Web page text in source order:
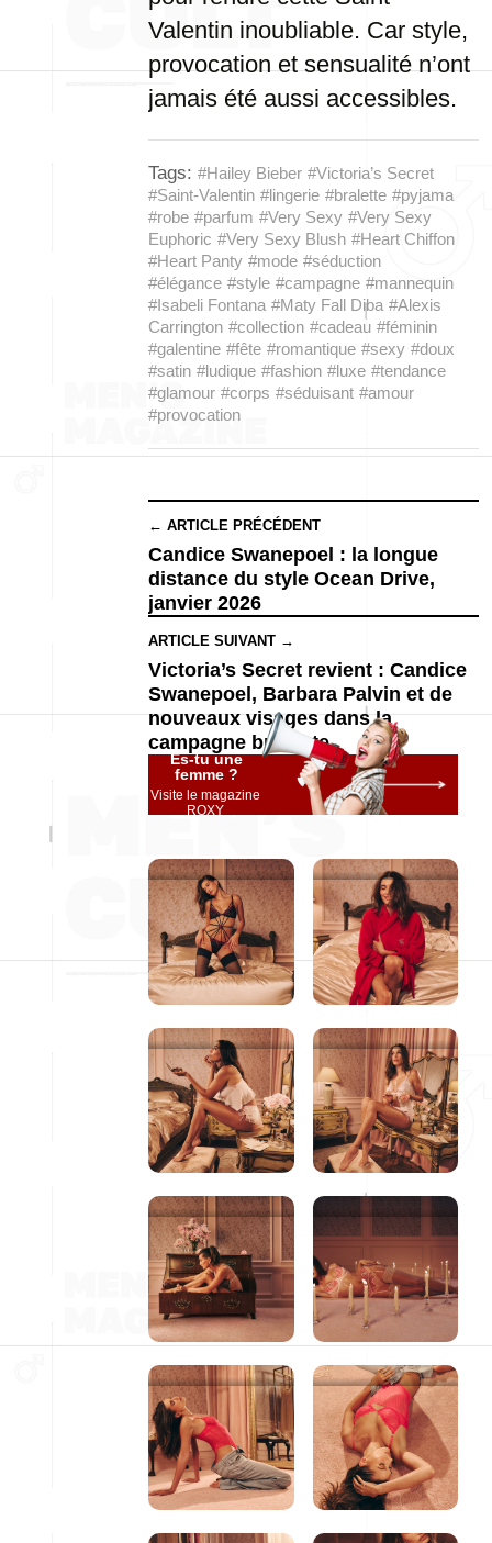
Valentin inoubliable. Car style,
provocation et sensualité n’ont
jamais été aussi accessibles.
Tags: #Hailey Bieber #Victoria’s Secret
#Saint-Valentin #lingerie #bralette #pyjama
#robe #parfum #Very Sexy #Very Sexy
Euphoric #Very Sexy Blush #Heart Chiffon
#Heart Panty #mode #séduction
#élégance #style #campagne #mannequin
#Isabeli Fontana #Maty Fall Diba #Alexis
Carrington #collection #cadeau #féminin
#galentine #fête #romantique #sexy #doux
#satin #ludique #fashion #luxe #tendance
#glamour #corps #séduisant #amour
#provocation
← ARTICLE PRÉCÉDENT
Candice Swanepoel : la longue
distance du style Ocean Drive,
janvier 2026
ARTICLE SUIVANT →
Victoria’s Secret revient : Candice
Swanepoel, Barbara Palvin et de
nouveaux visages dans la
campagne brûlante
Es-tu une
femme ?
Visite le magazine
ROXY